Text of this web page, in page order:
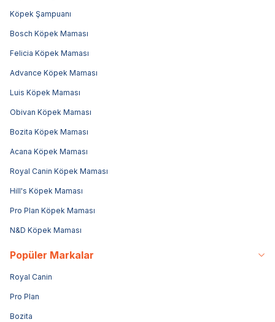
Köpek Şampuanı
Bosch Köpek Maması
Felicia Köpek Maması
Advance Köpek Maması
Luis Köpek Maması
Obivan Köpek Maması
Bozita Köpek Maması
Acana Köpek Maması
Royal Canin Köpek Maması
Hill's Köpek Maması
Pro Plan Köpek Maması
N&D Köpek Maması
Popüler Markalar
Royal Canin
Pro Plan
Bozita